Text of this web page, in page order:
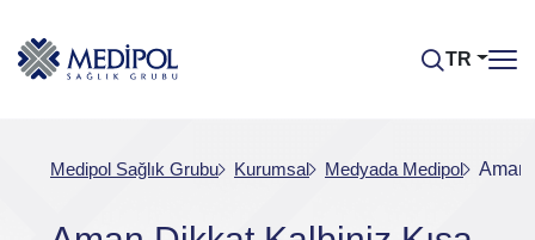
TR
Medipol Sağlık Grubu Kurumsal Medyada Medipol Aman